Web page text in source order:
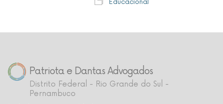
Educacional
Patriota e Dantas Advogados
Distrito Federal - Rio Grande do Sul -
Pernambuco